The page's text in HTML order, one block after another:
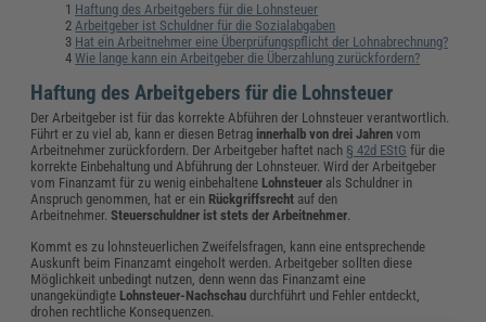
Haftung des Arbeitgebers für die Lohnsteuer
Arbeitgeber ist Schuldner für die Sozialabgaben
Hat ein Arbeitnehmer eine Überprüfungspflicht der Lohnabrechnung?
Wie lange kann ein Arbeitgeber die Überzahlung zurückfordern?
Haftung des Arbeitgebers für die Lohnsteuer
Der Arbeitgeber ist für das korrekte Abführen der Lohnsteuer verantwortlich.
Führt er zu viel ab, kann er diesen Betrag innerhalb von drei Jahren vom
Arbeitnehmer zurückfordern. Der Arbeitgeber haftet nach § 42d EStG für die
korrekte Einbehaltung und Abführung der Lohnsteuer. Wird der Arbeitgeber
vom Finanzamt für zu wenig einbehaltene Lohnsteuer als Schuldner in
Anspruch genommen, hat er ein Rückgriffsrecht auf den
Arbeitnehmer.Steuerschuldner ist stets der Arbeitnehmer.
Kommt es zu lohnsteuerlichen Zweifelsfragen, kann eine entsprechende
Auskunft beim Finanzamt eingeholt werden. Arbeitgeber sollten diese
Möglichkeit unbedingt nutzen, denn wenn das Finanzamt eine
unangekündigte Lohnsteuer-Nachschau durchführt und Fehler entdeckt,
drohen rechtliche Konsequenzen.